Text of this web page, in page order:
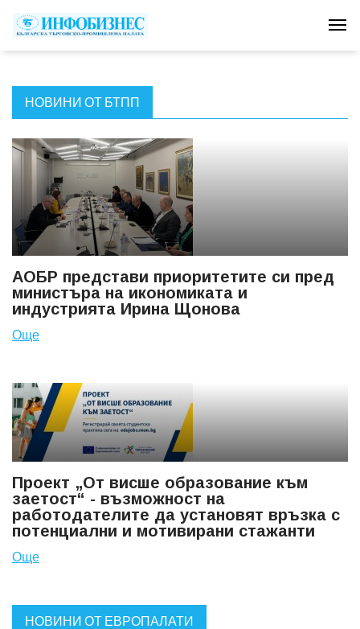
НОВИНИ ОТ БТПП
АОБР представи приоритетите си пред
министъра на икономиката и
индустрията Ирина Щонова
Още
Проект „От висше образование към
заетост“ - възможност на
работодателите да установят връзка с
потенциални и мотивирани стажанти
Още
НОВИНИ ОТ ЕВРОПАЛАТИ